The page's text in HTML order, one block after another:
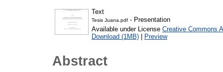
Text
Tesis Juana.pdf - Presentation
Available under License Creative Commons
Download (1MB) | Preview
Abstract